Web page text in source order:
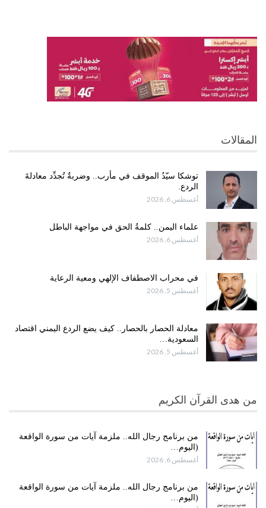
المقالات
توشكا سيّدُ الموقف في مأرب.. وضربةٌ تُجدِّد معادلةَ
الردع.
أغسطس 6, 2026
علماء اليمن.. كلمةُ الحق في مواجهة الباطل
أغسطس 6, 2026
في محراب الاصطفاف الإلهي ومعية الرعاية
أغسطس 5, 2026
معادلة الحصار بالحصار.. كيف يضع الردع اليمني اقتصاد
السعودية…
أغسطس 5, 2026
من هدى القرآن الكريم
من برنامج رجال الله.. ملزمة آيات من سورة الواقعة
(اليوم…
أغسطس 6, 2026
من برنامج رجال الله.. ملزمة آيات من سورة الواقعة
(اليوم…